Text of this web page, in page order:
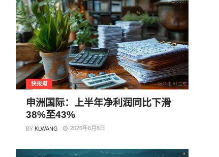
快报道
申洲国际：上半年净利润同比下滑
38%至43%
BY KLWANG 2026年8月8日